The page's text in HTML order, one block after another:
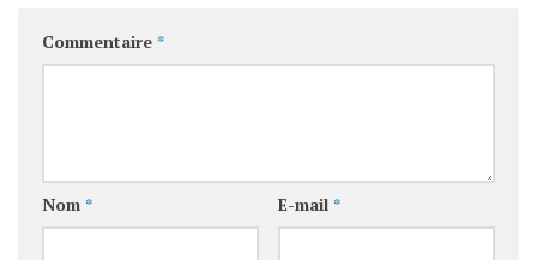
Commentaire *
Nom * E-mail *